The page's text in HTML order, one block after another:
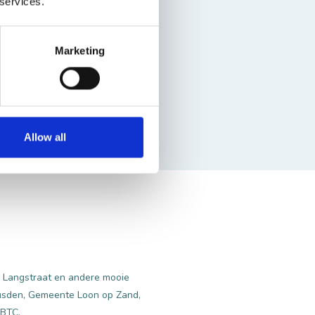
Marketing
Allow all
en andere mooie
Gemeente Loon op Zand,